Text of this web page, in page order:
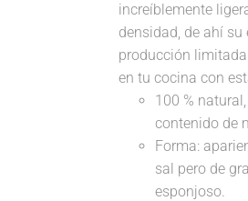
increíblemente
densidad, de ahí
producción
en tu cocina con
100 %
contenido de
Forma:
sal pero de
esponjoso.